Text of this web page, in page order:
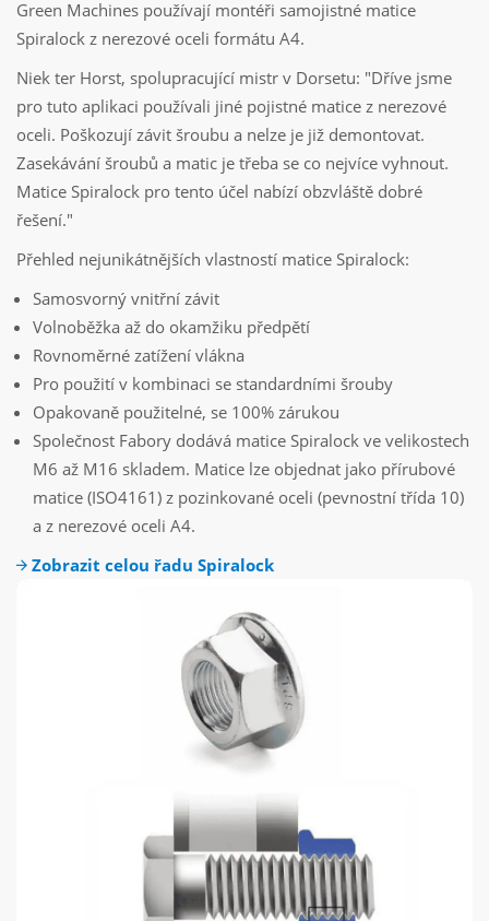
Green Machines používají montéři samojistné matice
Spiralock z nerezové oceli formátu A4.
Niek ter Horst, spolupracující mistr v Dorsetu: "Dříve jsme
pro tuto aplikaci používali jiné pojistné matice z nerezové
oceli. Poškozují závit šroubu a nelze je již demontovat.
Zasekávání šroubů a matic je třeba se co nejvíce vyhnout.
Matice Spiralock pro tento účel nabízí obzvláště dobré
řešení."
Přehled nejunikátnějších vlastností matice Spiralock:
Samosvorný vnitřní závit
Volnoběžka až do okamžiku předpětí
Rovnoměrné zatížení vlákna
Pro použití v kombinaci se standardními šrouby
Opakovaně použitelné, se 100% zárukou
Společnost Fabory dodává matice Spiralock ve velikostech
M6 až M16 skladem. Matice lze objednat jako přírubové
matice (ISO4161) z pozinkované oceli (pevnostní třída 10)
a z nerezové oceli A4.
Zobrazit celou řadu Spiralock